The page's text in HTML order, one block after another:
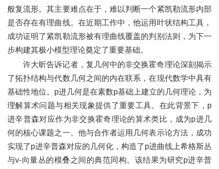
般复流形。其主要难点在于，难以判断一个紧凯勒流形内部
是否存在有理曲线。在近期工作中，他运用叶状结构工具，
成功证明了紧凯勒流形被有理曲线覆盖的判别法则，为下一
步构建其极小模型理论奠定了重要基础。
许大昕告诉记者，复几何中的非交换霍奇理论深刻揭示
了拓扑结构与代数几何之间的内在联系，在现代数学中具有
基础性地位。 p进几何是在素数p基础上建立的几何理论，为
理解算术问题与相关现象提供了重要工具。在此背景下， p
进辛普森对应作为非交换霍奇理论的算术类比，成为p进几
何的核心课题之一。他与合作者运用几何表示论方法，成功
实现了p进辛普森对应的几何化，构造了p进曲线上希格斯丛
与v-向量丛的模叠之间的典范同构。该结果为研究p进辛普